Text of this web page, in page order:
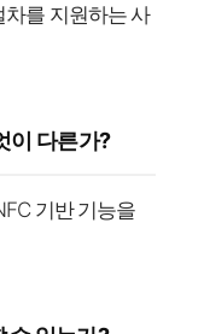
를 지원하는 사
이 다른가?
기반 기능을